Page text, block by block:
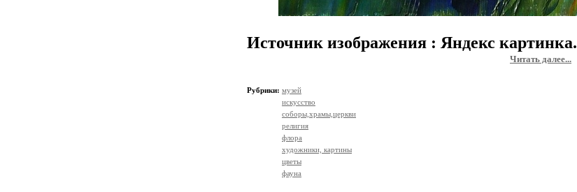
Источник изображения : Яндекс картинка.
Читать далее...
Рубрики: музей
искусство
соборы,храмы,церкви
религия
флора
художники, картины
цветы
фауна